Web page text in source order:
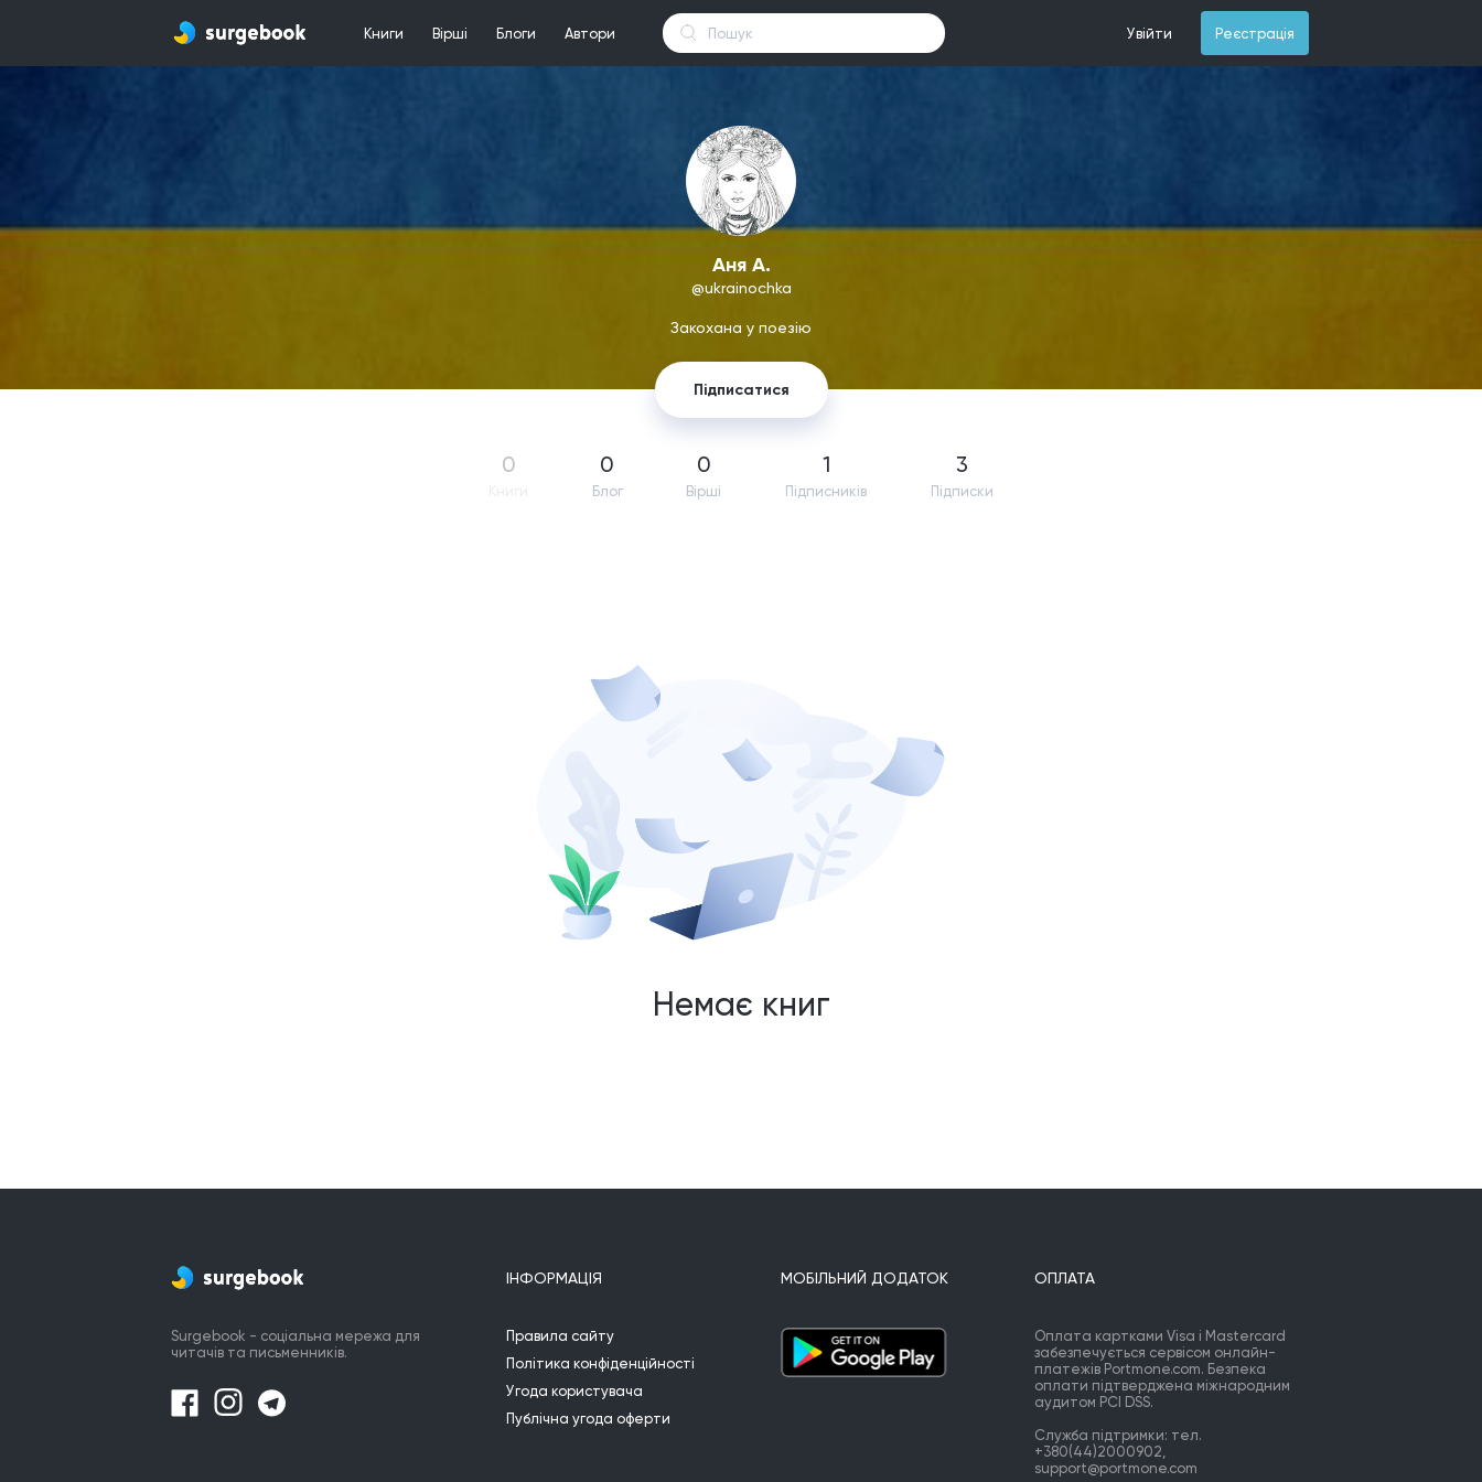
Книги Вірші Блоги Автори Увійти Реєстрація
Аня А.
@ukrainochka
Закохана у поезію
Підписатися
0 0
Блог
0
Вірші
1
Підпиcників
3
Підписки
Немає книг
Surgebook - соціальна мережа для
читачів та письменників.
ІНФОРМАЦІЯ
Правила сайту
Політика конфіденційності
Угода користувача
Публічна угода оферти
МОБІЛЬНИЙ ДОДАТОК ОПЛАТА
Оплата картками Visa і Mastercard
забезпечується сервісом онлайн-
платежів Portmone.com. Безпека
оплати підтверджена міжнародним
аудитом PCI DSS.
Служба підтримки: тел.
+380(44)2000902,
support@portmone.com